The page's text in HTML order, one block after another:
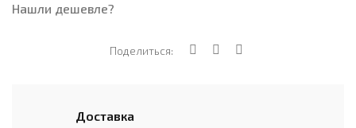
Нашли дешевле?
Поделиться:
Доставка